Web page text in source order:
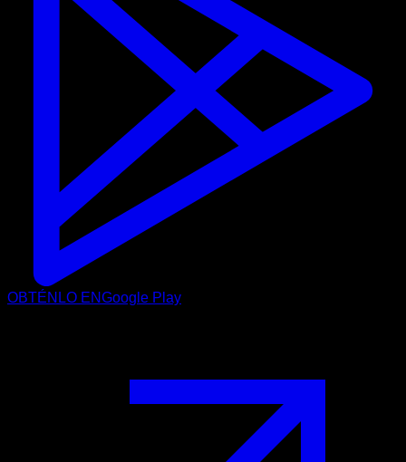
OBTÉNLO ENGoogle Play